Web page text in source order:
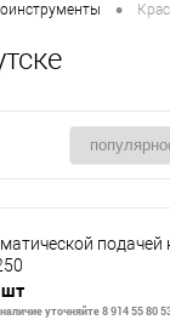
•
подачей
уточняйте 8 914 55 80